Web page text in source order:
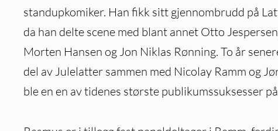
standupkomiker. Han fikk sitt gjennombrudd på
da han delte scene med blant annet Otto
Morten Hansen og Jon Niklas Rønning. To år
del av Julelatter sammen med Nicolay Ramm og
ble en en av tidenes største publikumssuksesser